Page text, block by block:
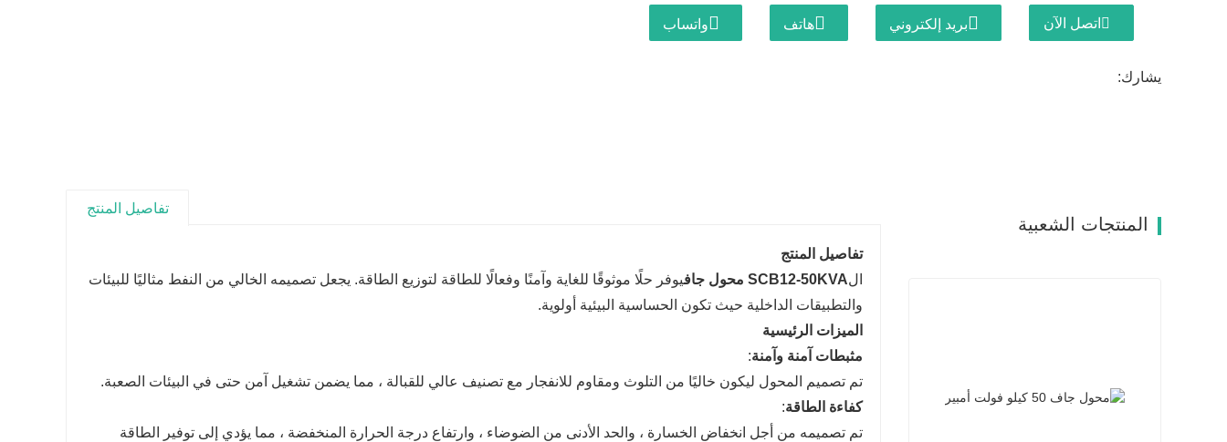
غلاف قوي مع تبديد حرارة ممتاز وتكوينات أسلاك مرنة.
اتصل الآن بريد إلكتروني هاتف واتساب
يشارك:
تفاصيل المنتج
تفاصيل المنتج
الSCB12-50KVA محول جاف
يوفر حلًا موثوقًا للغاية وآمنًا وفعالًا للطاقة لتوزيع الطاقة. يجعل تصميمه الخالي من النفط مثاليًا للبيئات
والتطبيقات الداخلية حيث تكون الحساسية البيئية أولوية.
الميزات الرئيسية
مثبطات آمنة وآمنة:
تم تصميم المحول ليكون خاليًا من التلوث ومقاوم للانفجار مع تصنيف عالي للقبالة ، مما يضمن تشغيل آمن حتى في البيئات الصعبة.
كفاءة الطاقة:
تم تصميمه من أجل انخفاض الخسارة ، والحد الأدنى من الضوضاء ، وارتفاع درجة الحرارة المنخفضة ، مما يؤدي إلى توفير الطاقة
المنتجات الشعبية